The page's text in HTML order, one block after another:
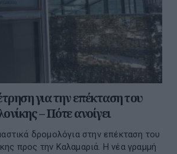
για την επέκταση του
– Πότε ανοίγει
δρομολόγια στην επέκταση του
προς την Καλαμαριά. Η νέα γραμμή